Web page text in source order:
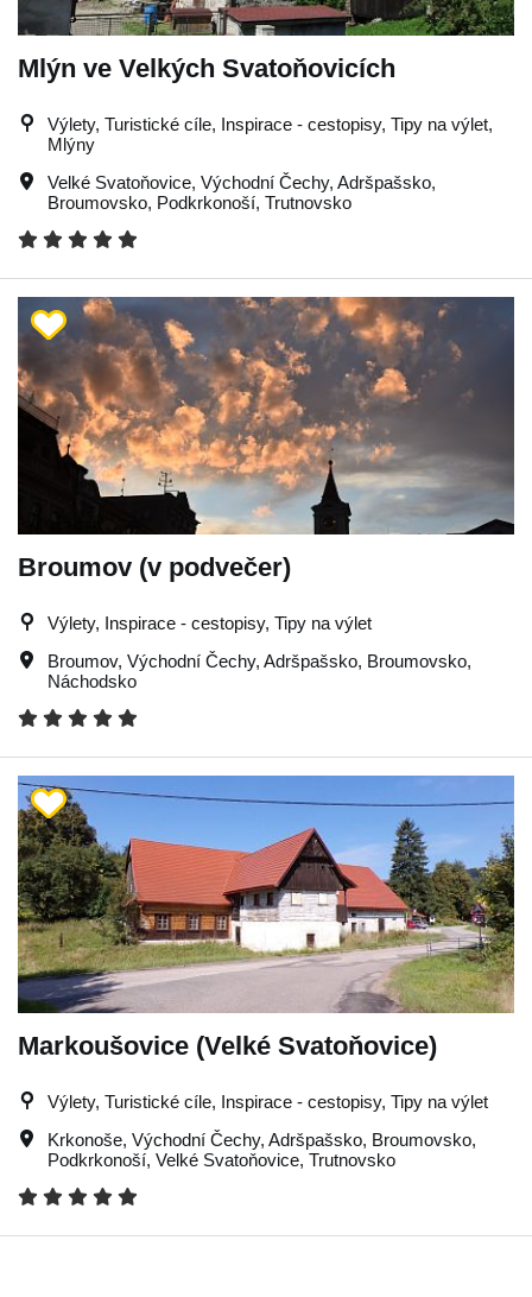
Mlýn ve Velkých Svatoňovicích
Výlety, Turistické cíle, Inspirace - cestopisy, Tipy na výlet,
Mlýny
Velké Svatoňovice, Východní Čechy, Adršpašsko,
Broumovsko, Podkrkonoší, Trutnovsko
Broumov (v podvečer)
Výlety, Inspirace - cestopisy, Tipy na výlet
Broumov, Východní Čechy, Adršpašsko, Broumovsko,
Náchodsko
Markoušovice (Velké Svatoňovice)
Výlety, Turistické cíle, Inspirace - cestopisy, Tipy na výlet
Krkonoše, Východní Čechy, Adršpašsko, Broumovsko,
Podkrkonoší, Velké Svatoňovice, Trutnovsko